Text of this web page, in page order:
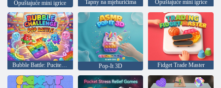
Opuštajuće mini igrice Tapny na mjehurićima Opuštajuće mini igrice
Bubble Battle: Pucite ih sve Pop-It 3D Fidget Trade Master